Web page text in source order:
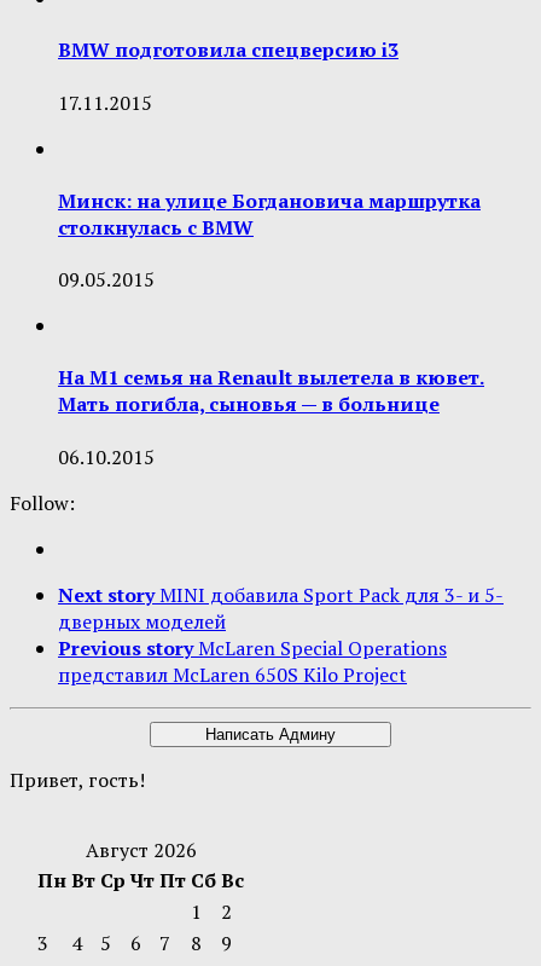
BMW подготовила спецверсию i3
17.11.2015
Минск: на улице Богдановича маршрутка
столкнулась с BMW
09.05.2015
На M1 cемья на Renault вылетела в кювет.
Мать погибла, сыновья — в больнице
06.10.2015
Follow:
Next storyMINI добавила Sport Pack для 3- и 5-
дверных моделей
Previous storyMcLaren Special Operations
представил McLaren 650S Kilo Project
Привет, гость!
Август 2026
ПнВт Ср ЧтПт СбВс
1
2
3
4 5 6 7 8
9